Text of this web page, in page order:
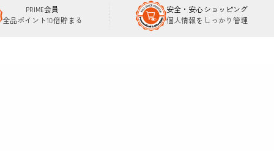
PRIME会員
全品ポイント10倍貯まる
安全・安心ショッピング
個人情報をしっかり管理